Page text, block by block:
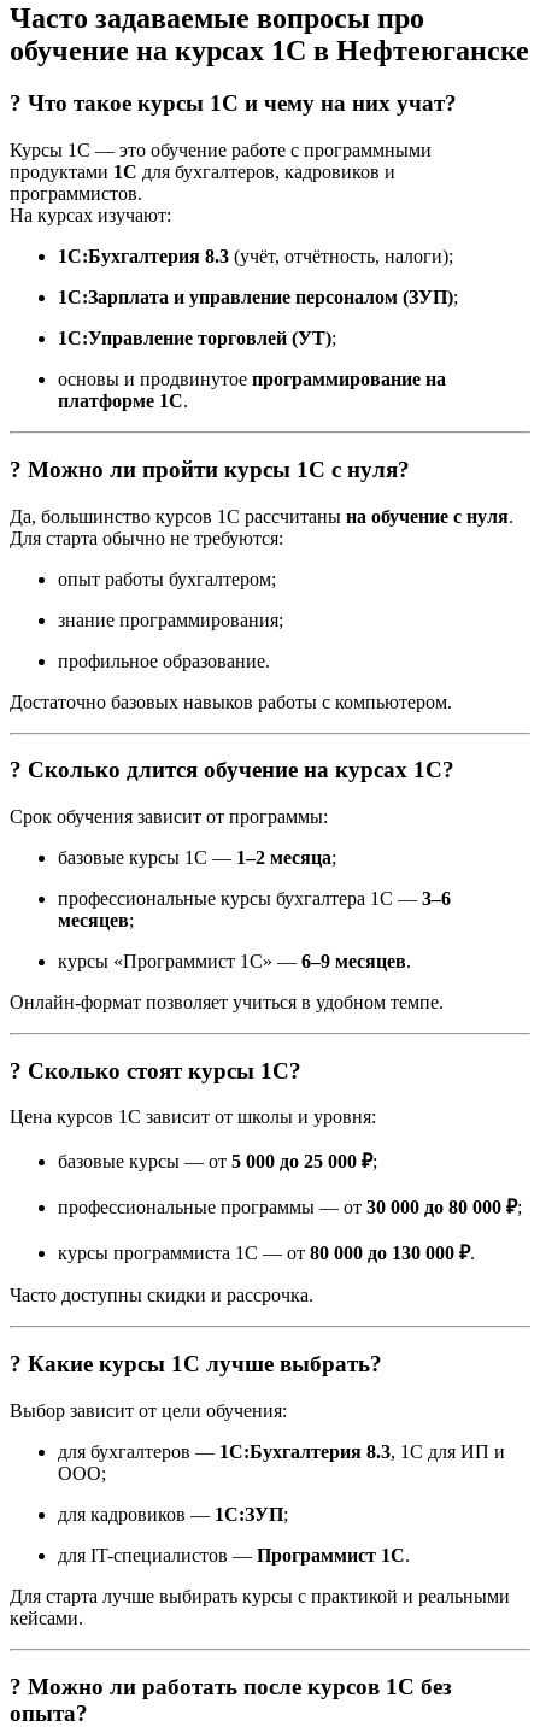
Часто задаваемые вопросы про
обучение на курсах 1С в Нефтеюганске
? Что такое курсы 1С и чему на них учат?
Курсы 1С — это обучение работе с программными
продуктами 1С для бухгалтеров, кадровиков и
программистов.
На курсах изучают:
1С:Бухгалтерия 8.3 (учёт, отчётность, налоги);
1С:Зарплата и управление персоналом (ЗУП);
1С:Управление торговлей (УТ);
основы и продвинутое программирование на
платформе 1С.
? Можно ли пройти курсы 1С с нуля?
Да, большинство курсов 1С рассчитаны на обучение с нуля.
Для старта обычно не требуются:
опыт работы бухгалтером;
знание программирования;
профильное образование.
Достаточно базовых навыков работы с компьютером.
? Сколько длится обучение на курсах 1С?
Срок обучения зависит от программы:
базовые курсы 1С — 1–2 месяца;
профессиональные курсы бухгалтера 1С — 3–6
месяцев;
курсы «Программист 1С» — 6–9 месяцев.
Онлайн-формат позволяет учиться в удобном темпе.
? Сколько стоят курсы 1С?
Цена курсов 1С зависит от школы и уровня:
базовые курсы — от 5 000 до 25 000 ₽;
профессиональные программы — от 30 000 до 80 000 ₽;
курсы программиста 1С — от 80 000 до 130 000 ₽.
Часто доступны скидки и рассрочка.
? Какие курсы 1С лучше выбрать?
Выбор зависит от цели обучения:
для бухгалтеров — 1С:Бухгалтерия 8.3, 1С для ИП и
ООО;
для кадровиков — 1С:ЗУП;
для IT-специалистов — Программист 1С.
Для старта лучше выбирать курсы с практикой и реальными
кейсами.
? Можно ли работать после курсов 1С без
опыта?